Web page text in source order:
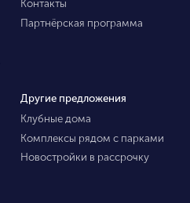
Контакты
Партнёрская программа
Другие предложения
Клубные дома
Комплексы рядом с парками
Новостройки в рассрочку